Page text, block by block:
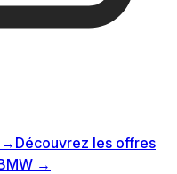
→ Découvrez les offres
→